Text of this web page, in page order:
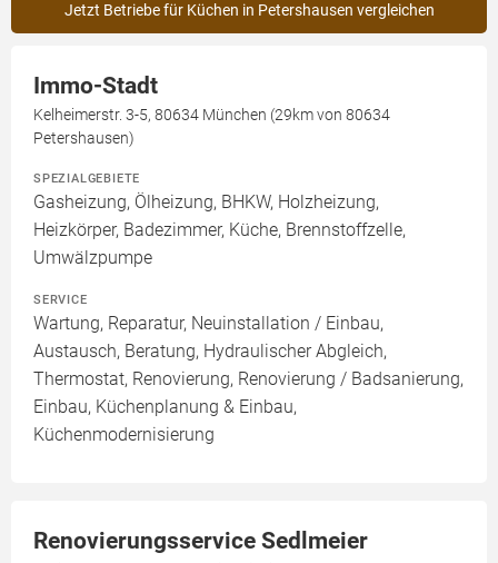
Jetzt Betriebe für Küchen in Petershausen vergleichen
Immo-Stadt
Kelheimerstr. 3-5, 80634 München (29km von 80634
Petershausen)
SPEZIALGEBIETE
Gasheizung, Ölheizung, BHKW, Holzheizung,
Heizkörper, Badezimmer, Küche, Brennstoffzelle,
Umwälzpumpe
SERVICE
Wartung, Reparatur, Neuinstallation / Einbau,
Austausch, Beratung, Hydraulischer Abgleich,
Thermostat, Renovierung, Renovierung / Badsanierung,
Einbau, Küchenplanung & Einbau,
Küchenmodernisierung
Renovierungsservice Sedlmeier